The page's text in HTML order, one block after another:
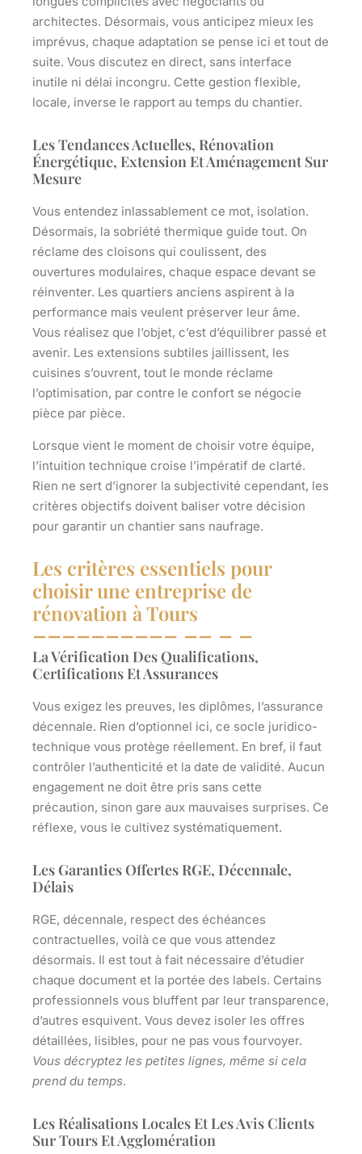
architectes. Désormais, vous anticipez mieux les
imprévus, chaque adaptation se pense ici et tout de
suite. Vous discutez en direct, sans interface
inutile ni délai incongru. Cette gestion flexible,
locale, inverse le rapport au temps du chantier.
Les Tendances Actuelles, Rénovation
Énergétique, Extension Et Aménagement Sur
Mesure
Vous entendez inlassablement ce mot, isolation.
Désormais, la sobriété thermique guide tout. On
réclame des cloisons qui coulissent, des
ouvertures modulaires, chaque espace devant se
réinventer. Les quartiers anciens aspirent à la
performance mais veulent préserver leur âme.
Vous réalisez que l’objet, c’est d’équilibrer passé et
avenir. Les extensions subtiles jaillissent, les
cuisines s’ouvrent, tout le monde réclame
l’optimisation, par contre le confort se négocie
pièce par pièce.
Lorsque vient le moment de choisir votre équipe,
l’intuition technique croise l’impératif de clarté.
Rien ne sert d’ignorer la subjectivité cependant, les
critères objectifs doivent baliser votre décision
pour garantir un chantier sans naufrage.
Les critères essentiels pour
choisir une entreprise de
rénovation à Tours
La Vérification Des Qualifications,
Certifications Et Assurances
Vous exigez les preuves, les diplômes, l’assurance
décennale. Rien d’optionnel ici, ce socle juridico-
technique vous protège réellement. En bref, il faut
contrôler l’authenticité et la date de validité. Aucun
engagement ne doit être pris sans cette
précaution, sinon gare aux mauvaises surprises. Ce
réflexe, vous le cultivez systématiquement.
Les Garanties Offertes RGE, Décennale,
Délais
RGE, décennale, respect des échéances
contractuelles, voilà ce que vous attendez
désormais. Il est tout à fait nécessaire d’étudier
chaque document et la portée des labels. Certains
professionnels vous bluffent par leur transparence,
d’autres esquivent. Vous devez isoler les offres
détaillées, lisibles, pour ne pas vous fourvoyer.
Vous décryptez les petites lignes, même si cela
prend du temps.
Les Réalisations Locales Et Les Avis Clients
Sur Tours Et Agglomération